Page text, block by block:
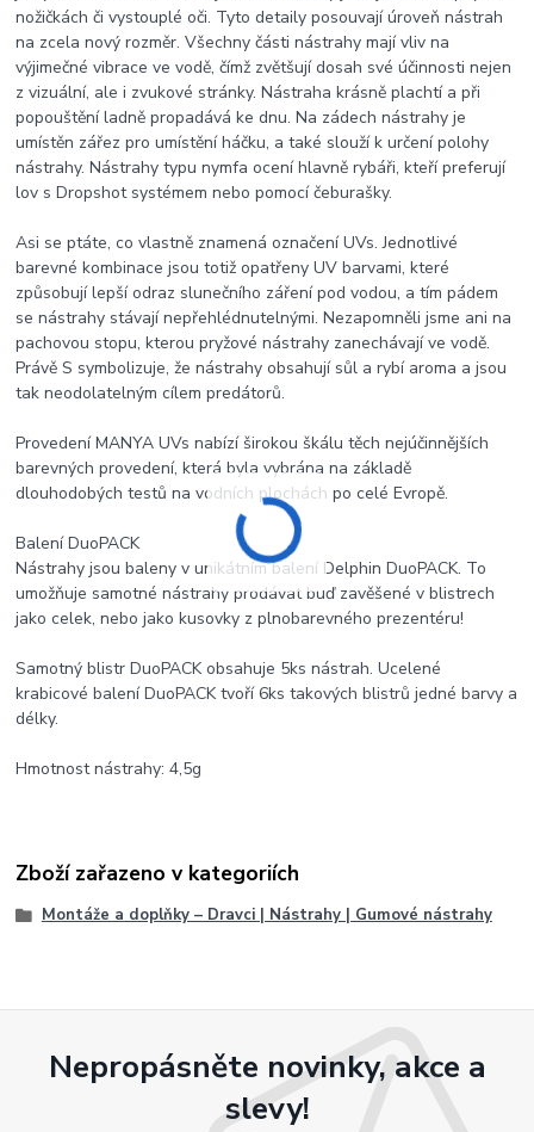
nožičkách či vystouplé oči. Tyto detaily posouvají úroveň nástrah
na zcela nový rozměr. Všechny části nástrahy mají vliv na
výjimečné vibrace ve vodě, čímž zvětšují dosah své účinnosti nejen
z vizuální, ale i zvukové stránky. Nástraha krásně plachtí a při
popouštění ladně propadává ke dnu. Na zádech nástrahy je
umístěn zářez pro umístění háčku, a také slouží k určení polohy
nástrahy. Nástrahy typu nymfa ocení hlavně rybáři, kteří preferují
lov s Dropshot systémem nebo pomocí čeburašky.
Asi se ptáte, co vlastně znamená označení UVs. Jednotlivé
barevné kombinace jsou totiž opatřeny UV barvami, které
způsobují lepší odraz slunečního záření pod vodou, a tím pádem
se nástrahy stávají nepřehlédnutelnými. Nezapomněli jsme ani na
pachovou stopu, kterou pryžové nástrahy zanechávají ve vodě.
Právě S symbolizuje, že nástrahy obsahují sůl a rybí aroma a jsou
tak neodolatelným cílem predátorů.
Provedení MANYA UVs nabízí širokou škálu těch nejúčinnějších
barevných provedení, která byla vybrána na základě
dlouhodobých testů na vodních plochách po celé Evropě.
Balení DuoPACK
Nástrahy jsou baleny v unikátním balení Delphin DuoPACK. To
umožňuje samotné nástrahy prodávat buď zavěšené v blistrech
jako celek, nebo jako kusovky z plnobarevného prezentéru!
Samotný blistr DuoPACK obsahuje 5ks nástrah. Ucelené
krabicové balení DuoPACK tvoří 6ks takových blistrů jedné barvy a
délky.
Hmotnost nástrahy: 4,5g
Zboží zařazeno v kategoriích
Montáže a doplňky – Dravci | Nástrahy | Gumové nástrahy
Nepropásněte novinky, akce a
slevy!